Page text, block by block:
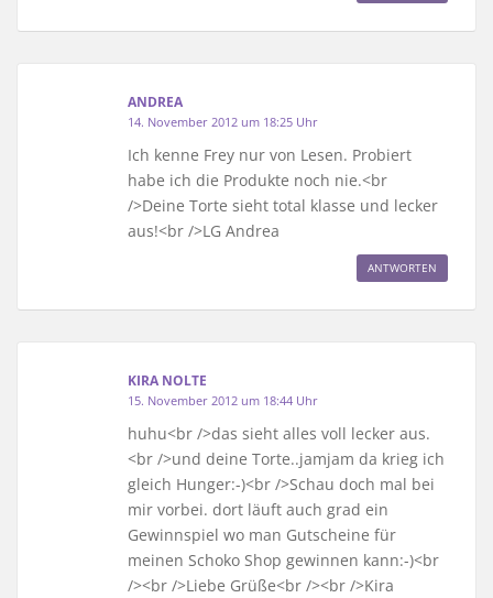
ANDREA
14. November 2012 um 18:25 Uhr
Ich kenne Frey nur von Lesen. Probiert
habe ich die Produkte noch nie.<br
/>Deine Torte sieht total klasse und lecker
aus!<br />LG Andrea
ANTWORTEN
KIRA NOLTE
15. November 2012 um 18:44 Uhr
huhu<br />das sieht alles voll lecker aus.
<br />und deine Torte..jamjam da krieg ich
gleich Hunger:-)<br />Schau doch mal bei
mir vorbei. dort läuft auch grad ein
Gewinnspiel wo man Gutscheine für
meinen Schoko Shop gewinnen kann:-)<br
/><br />Liebe Grüße<br /><br />Kira